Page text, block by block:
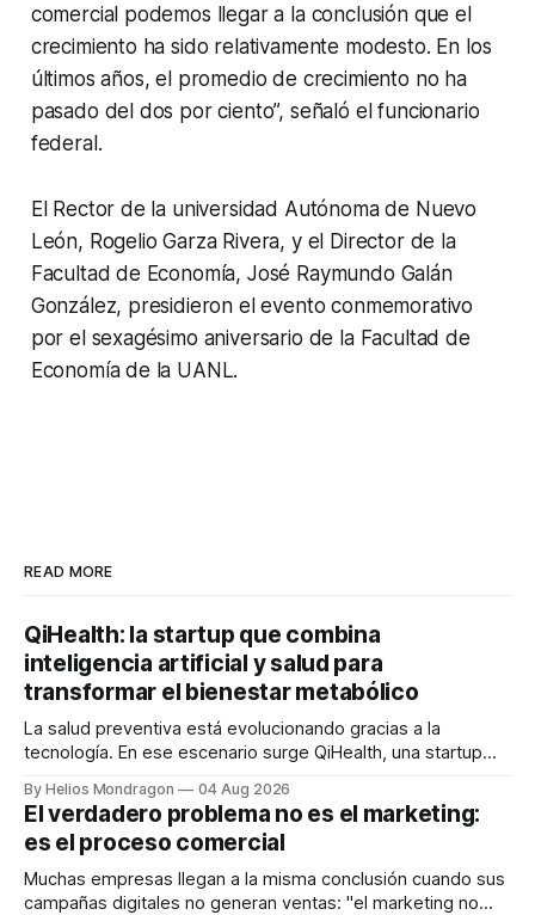
comercial podemos llegar a la conclusión que el
crecimiento ha sido relativamente modesto. En los
últimos años, el promedio de crecimiento no ha
pasado del dos por ciento”, señaló el funcionario
federal.
El Rector de la universidad Autónoma de Nuevo
León, Rogelio Garza Rivera, y el Director de la
Facultad de Economía, José Raymundo Galán
González, presidieron el evento conmemorativo
por el sexagésimo aniversario de la Facultad de
Economía de la UANL.
READ MORE
QiHealth: la startup que combina
inteligencia artificial y salud para
transformar el bienestar metabólico
La salud preventiva está evolucionando gracias a la
tecnología. En ese escenario surge QiHealth, una startup
dispositivos inteligentes, inteligencia artificial y monitoreo
en tiempo real para ayudar a las personas a tomar mejores
decisiones sobre su salud metabólica. Su propuesta busca
responder
By Helios Mondragon 04 Aug 2026
El verdadero problema no es el marketing:
es el proceso comercial
Muchas empresas llegan a la misma conclusión cuando sus
campañas digitales no generan ventas: "el marketing no